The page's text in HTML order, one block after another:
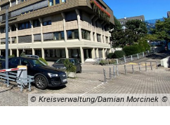
© Kreisverwaltung/Damian Morcinek